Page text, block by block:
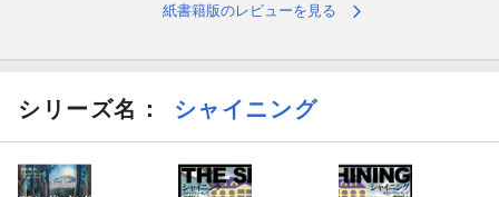
紙書籍版のレビューを見る
シリーズ名： シャイニング